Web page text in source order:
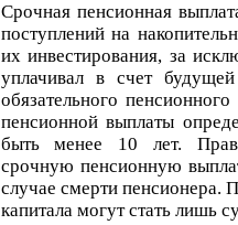
Срочная пенсионная
поступлений на
их инвестирования, за
уплачивал в счет
обязательного
пенсионной выплаты
быть менее 10 лет.
срочную пенсионную
случае смерти пенсионера.
капитала могут стать лишь